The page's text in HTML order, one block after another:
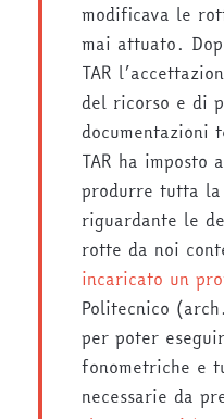
modificava le
mai attuato.
TAR
del ricorso e di
documentazioni
TAR ha imposto
produrre tutta la
riguardante le
rotte da noi
incaricato un
Politecnico
per poter
fonometriche e
necessarie da